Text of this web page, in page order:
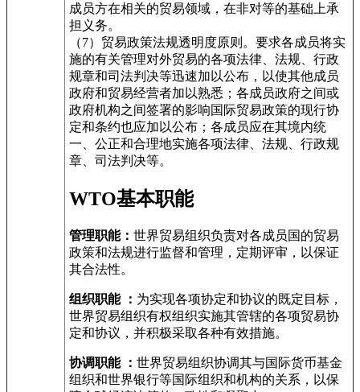
成员方在相关的贸易领域，在非对等的基础上承
担义务。
（7）贸易政策法规透明度原则。要求各成员将实
施的有关管理对外贸易的各项法律、法规、行政
规章和司法判决等迅速加以公布，以使其他成员
政府和贸易经营者加以熟悉；各成员政府之间或
政府机构之间签署的影响国际贸易政策的现行协
定和条约也应加以公布；各成员应在其境内统
一、公正和合理地实施各项法律、法规、行政规
章、司法判决等。
WTO基本职能
管理职能： 世界贸易组织负责对各成员国的贸易
政策和法规进行监督和管理，定期评审，以保证
其合法性。
组织职能 ： 为实现各项协定和协议的既定目标，
世界贸易组织有权组织实施其管辖的各项贸易协
定和协议，并积极采取各种有效措施。
协调职能 ： 世界贸易组织协调其与国际货币基金
组织和世界银行等国际组织和机构的关系，以保